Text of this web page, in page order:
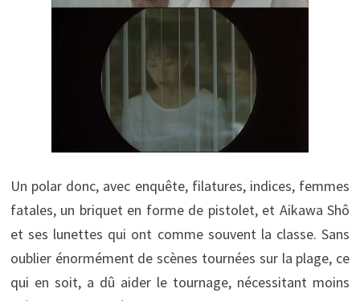
Un polar donc, avec enquête, filatures, indices, femmes
fatales, un briquet en forme de pistolet, et Aikawa Shô
et ses lunettes qui ont comme souvent la classe. Sans
oublier énormément de scènes tournées sur la plage, ce
qui en soit, a dû aider le tournage, nécessitant moins